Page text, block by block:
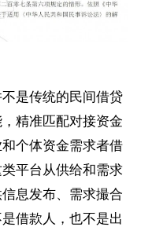
是传统的民间借贷
精准匹配对接资金
个体资金需求者借
平台从供给和需求
息发布、需求撮合
借款人，也不是出